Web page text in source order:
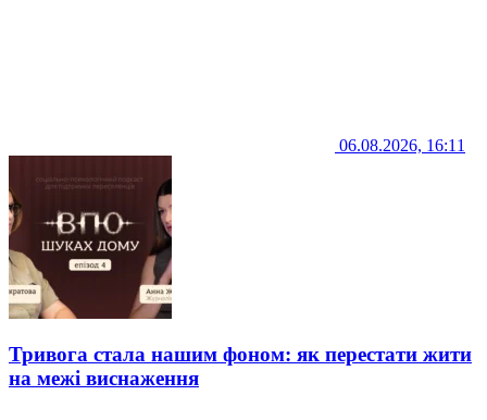
06.08.2026, 16:11
Тривога стала нашим фоном: як перестати жити
на межі виснаження